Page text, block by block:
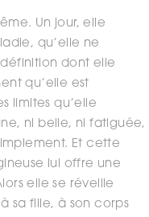
Un jour, elle
qu’elle ne
dont elle
qu’elle est
limites qu’elle
ni belle, ni fatiguée,
Et cette
lui offre une
elle se réveille
sa fille, à son corps